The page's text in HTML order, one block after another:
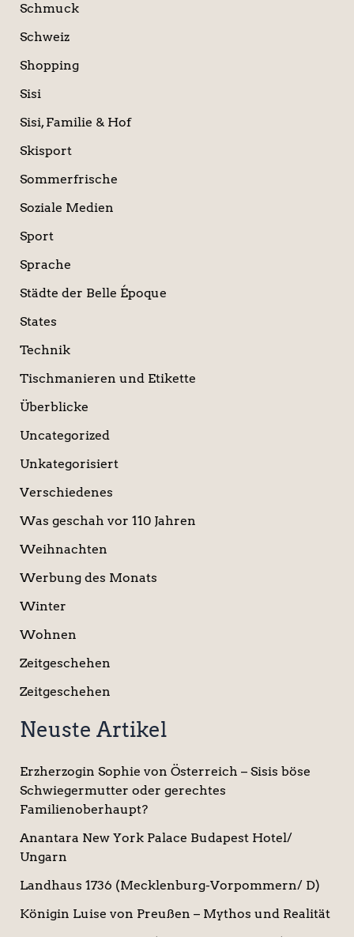
Schmuck
Schweiz
Shopping
Sisi
Sisi, Familie & Hof
Skisport
Sommerfrische
Soziale Medien
Sport
Sprache
Städte der Belle Époque
States
Technik
Tischmanieren und Etikette
Überblicke
Uncategorized
Unkategorisiert
Verschiedenes
Was geschah vor 110 Jahren
Weihnachten
Werbung des Monats
Winter
Wohnen
Zeitgeschehen
Zeitgeschehen
Neuste Artikel
Erzherzogin Sophie von Österreich – Sisis böse
Schwiegermutter oder gerechtes
Familienoberhaupt?
Anantara New York Palace Budapest Hotel/
Ungarn
Landhaus 1736 (Mecklenburg-Vorpommern/ D)
Königin Luise von Preußen – Mythos und Realität